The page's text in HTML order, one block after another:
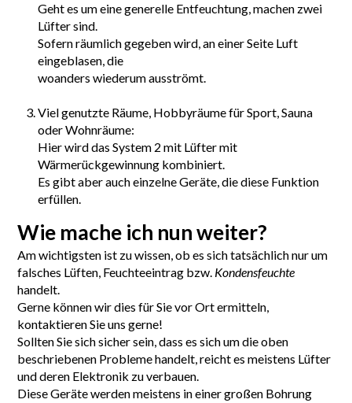
Geht es um eine generelle Entfeuchtung, machen zwei
Lüfter sind.
Sofern räumlich gegeben wird, an einer Seite Luft
eingeblasen, die
woanders wiederum ausströmt.
Viel genutzte Räume, Hobbyräume für Sport, Sauna
oder Wohnräume:
Hier wird das System 2 mit Lüfter mit
Wärmerückgewinnung kombiniert.
Es gibt aber auch einzelne Geräte, die diese Funktion
erfüllen.
Wie mache ich nun weiter?
Am wichtigsten ist zu wissen, ob es sich tatsächlich nur um
falsches Lüften, Feuchteeintrag bzw. Kondensfeuchte
handelt.
Gerne können wir dies für Sie vor Ort ermitteln,
kontaktieren Sie uns gerne!
Sollten Sie sich sicher sein, dass es sich um die oben
beschriebenen Probleme handelt, reicht es meistens Lüfter
und deren Elektronik zu verbauen.
Diese Geräte werden meistens in einer großen Bohrung